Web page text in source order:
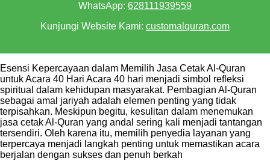
WhatsApp: 628111939559
Kunjungi Website Kami: customalquran.com
Esensi Kepercayaan dalam Memilih Jasa Cetak Al-Quran
untuk Acara 40 Hari Acara 40 hari menjadi simbol refleksi
spiritual dalam kehidupan masyarakat. Pembagian Al-Quran
sebagai amal jariyah adalah elemen penting yang tidak
terpisahkan. Meskipun begitu, kesulitan dalam menemukan
jasa cetak Al-Quran yang andal sering kali menjadi tantangan
tersendiri. Oleh karena itu, memilih penyedia layanan yang
terpercaya menjadi langkah penting untuk memastikan acara
berjalan dengan sukses dan penuh berkah